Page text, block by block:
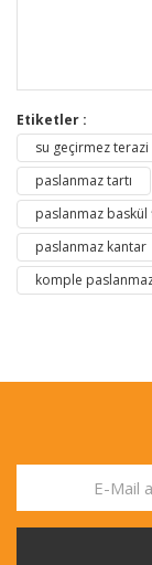
Etiketler :
su geçirmez terazi
paslanmaz tartı
paslanmaz baskül
paslanmaz kantar
komple